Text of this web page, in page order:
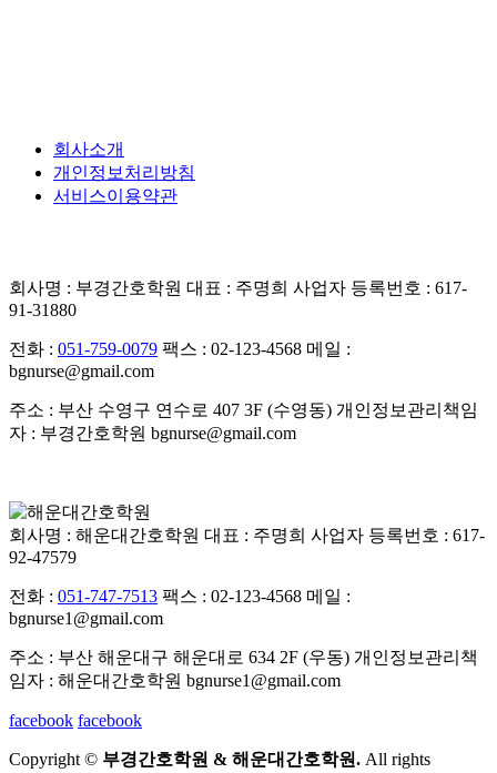
회사소개
개인정보처리방침
서비스이용약관
회사명 : 부경간호학원 대표 : 주명희 사업자 등록번호 : 617-
91-31880
전화 : 051-759-0079 팩스 : 02-123-4568 메일 :
bgnurse@gmail.com
주소 : 부산 수영구 연수로 407 3F (수영동) 개인정보관리책임
자 : 부경간호학원 bgnurse@gmail.com
회사명 : 해운대간호학원 대표 : 주명희 사업자 등록번호 : 617-
92-47579
전화 : 051-747-7513 팩스 : 02-123-4568 메일 :
bgnurse1@gmail.com
주소 : 부산 해운대구 해운대로 634 2F (우동) 개인정보관리책
임자 : 해운대간호학원 bgnurse1@gmail.com
facebook facebook
Copyright © 부경간호학원 & 해운대간호학원. All rights